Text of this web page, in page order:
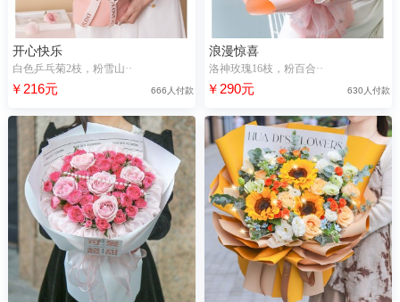
开心快乐
白色乒乓菊2枝，粉雪山··
￥216元 666人付款
浪漫惊喜
洛神玫瑰16枝，粉百合··
￥290元 630人付款